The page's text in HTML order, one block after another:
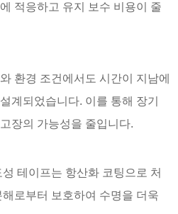
적응하고 유지 보수 비용이 줄
환경 조건에서도 시간이 지남에
계되었습니다. 이를 통해 장기
장의 가능성을 줄입니다.
테이프는 항산화 코팅으로 처
로부터 보호하여 수명을 더욱